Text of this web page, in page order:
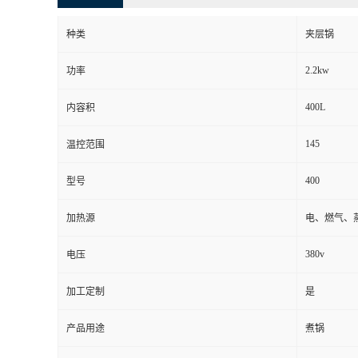
种类 夹层锅
功率 2.2kw
内容积 400L
温控范围 145
型号 400
加热源 电、燃气、
电压 380v
加工定制 是
产品用途 煮锅